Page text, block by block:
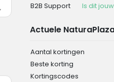
B2B Support
Is dit
Actuele
Aantal kortingen
Beste korting
Kortingscodes